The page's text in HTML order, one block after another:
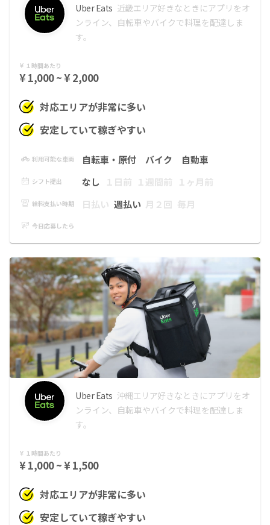
Uber Eats 近畿エリア好きなときにアプリをオ
ンライン、自転車やバイクで料理を配達しま
す。
１時間あたり
¥ 1,000 ~ ¥ 2,000
対応エリアが非常に多い
安定していて稼ぎやすい
利用可能な車両 自転車・原付 バイク 自動車
シフト提出 なし １日前 １週間前 １ヶ月前
給料支払い時期 日払い 週払い 月２回 毎月
今日応募したら
Uber Eats 沖縄エリア好きなときにアプリをオ
ンライン、自転車やバイクで料理を配達しま
す。
１時間あたり
¥ 1,000 ~ ¥ 1,500
対応エリアが非常に多い
安定していて稼ぎやすい